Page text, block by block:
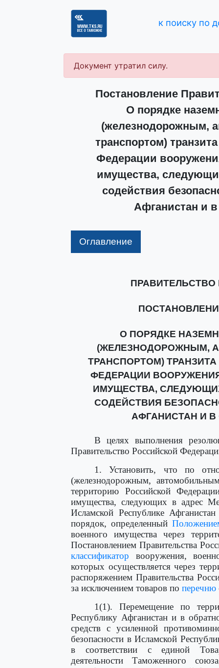
к поиску по
Документ утратил силу.
Постановление
О порядке
(железнодорожным,
транспортом)
Федерации
имущества,
содействия
Афганистан и
Оглавление
ПОСТАНОВЛЕНИЕ
О ПОРЯДКЕ
(ЖЕЛЕЗНОДОРОЖНЫМ,
ТРАНСПОРТОМ)
ФЕДЕРАЦИИ
ИМУЩЕСТВА,
СОДЕЙСТВИЯ
АФГАНИСТАН И
В целях выполнения
Правительство Российской
1. Установить, что по
(железнодорожным,
территорию Российской
имущества, следующих в адрес
Исламской Республике
порядок, определенный
военного имущества через
Постановлением Правительства
классификатор вооружения,
которых осуществляется через
распоряжением Правительства
за исключением товаров по перечню
1(1). Перемещение по
Республику Афганистан и в
средств с усиленной
безопасности в Исламской
в соответствии с единой
деятельности Таможенного